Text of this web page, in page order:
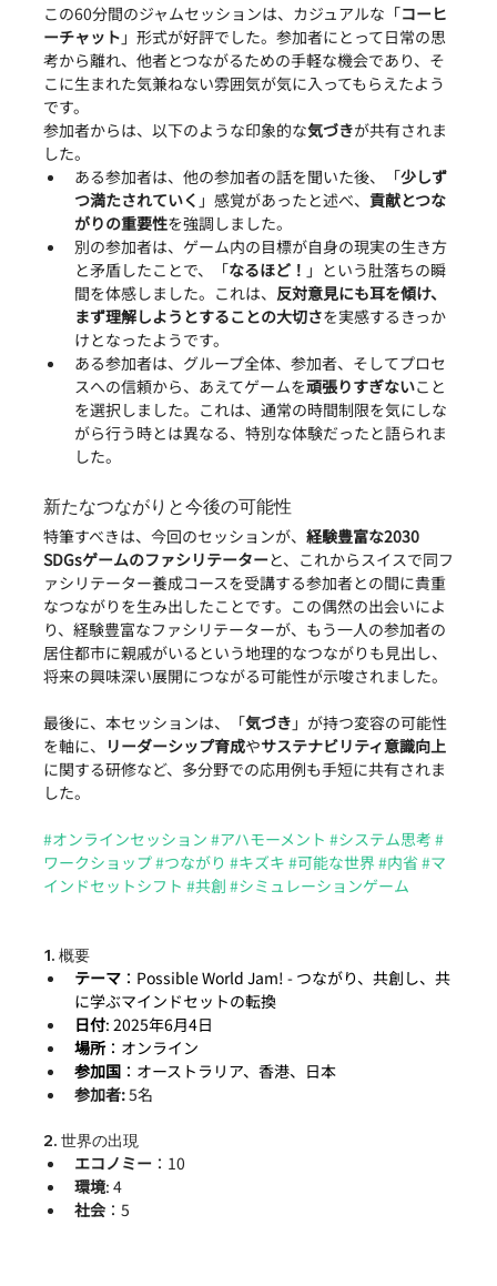
この60分間のジャムセッションは、カジュアルな「コーヒ
ーチャット 」形式が好評でした。参加者にとって日常の思
考から離れ、他者とつながるための手軽な機会であり、そ
こに生まれた気兼ねない雰囲気が気に入ってもらえたよう
です。
参加者からは、以下のような印象的な気づきが共有されま
した。
ある参加者は、他の参加者の話を聞いた後、「少しず
つ満たされていく 」感覚があったと述べ、 貢献とつな
がりの重要性を強調しました。
別の参加者は、ゲーム内の目標が自身の現実の生き方
と矛盾したことで、「なるほど！ 」という肚落ちの瞬
間を体感しました。これは、 反対意見にも耳を傾け、
まず理解しようとすることの大切さを実感するきっか
けとなったようです。
ある参加者は、グループ全体、参加者、そしてプロセ
スへの信頼から、あえてゲームを頑張りすぎないこと
を選択しました。これは、通常の時間制限を気にしな
がら行う時とは異なる、特別な体験だったと語られま
した。
新たなつながりと今後の可能性
特筆すべきは、今回のセッションが、 経験豊富な2030
SDGsゲームのファシリテーターと、これからスイスで同フ
ァシリテーター養成コースを受講する参加者との間に貴重
なつながりを生み出したことです。この偶然の出会いによ
り、経験豊富なファシリテーターが、もう一人の参加者の
居住都市に親戚がいるという地理的なつながりも見出し、
将来の興味深い展開につながる可能性が示唆されました。
最後に、本セッションは、「気づき 」が持つ変容の可能性
を軸に、
リーダーシップ育成やサステナビリティ意識向上
に関する研修など、多分野での応用例も手短に共有されま
した。
#オンラインセッション #アハモーメント #システム思考 #
ワークショップ#つながり #キズキ #可能な世界#内省#マ
インドセットシフト #共創 #シミュレーションゲーム
1. 概要
テーマ：Possible World Jam! - つながり、共創し、共
に学ぶマインドセットの転換
日付: 2025年6月4日
場所：オンライン
参加国：オーストラリア、香港、日本
参加者: 5名
2. 世界の出現
エコノミー：10
環境: 4
社会：5